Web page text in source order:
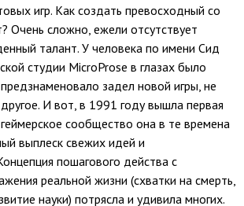
игр. Как создать превосходный со
Очень сложно, ежели отсутствует
талант. У человека по имени Сид
студии MicroProse в глазах было
задел новой игры, не
И вот, в 1991 году вышла первая
сообщество она в те времена
выплеск свежих идей и
пошагового действа с
реальной жизни (схватки на смерть,
науки) потрясла и удивила многих.